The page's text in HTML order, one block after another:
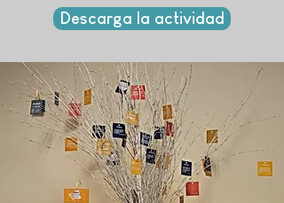
Descarga la actividad